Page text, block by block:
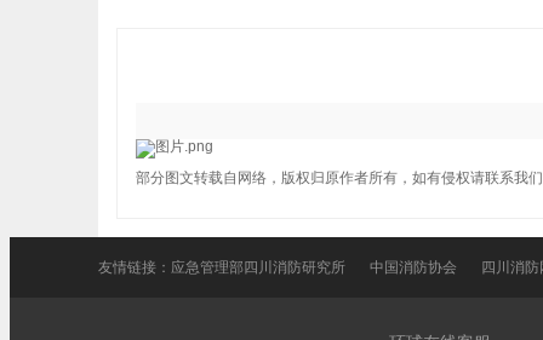
部分图文转载自网络，版权归原作者所有，如有侵权请联系我
友情链接： 应急管理部四川消防研究所 中国消防协会 四川消防